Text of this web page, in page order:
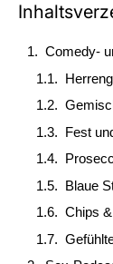
Comedy-
Fest
Blaue
Chips